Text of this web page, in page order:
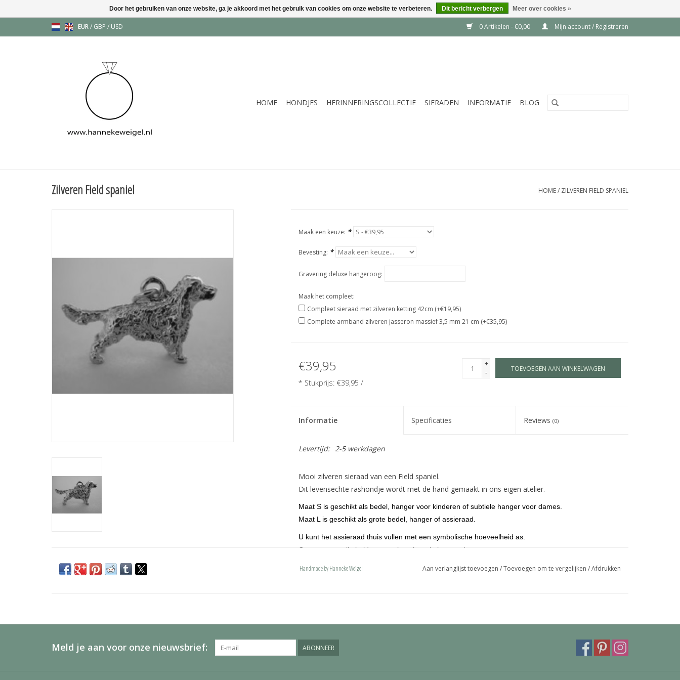
EUR/ GBP / USD 0 Artikelen - €0,00 Mijn account / Registreren
HOME HONDJES HERINNERINGSCOLLECTIE SIERADEN INFORMATIE BLOG
Zilveren Field spaniel HOME/ ZILVEREN FIELD SPANIEL
Maak een keuze: *
Bevesting: *
Gravering deluxe hangeroog:
Maak het compleet:
Compleet sieraad met zilveren ketting 42cm (+€19,95)
Complete armband zilveren jasseron massief 3,5 mm 21 cm (+€35,95)
€39,95
* Stukprijs: €39,95 /
+
-
TOEVOEGEN AAN WINKELWAGEN
Informatie Specificaties Reviews(0)
Levertijd: 2-5 werkdagen
Mooi zilveren sieraad van een Field spaniel.
Dit levensechte rashondje wordt met de hand gemaakt in ons eigen atelier.
Maat S is geschikt als bedel, hanger voor kinderen of subtiele hanger voor dames.
Maat L is geschikt als grote bedel, hanger of assieraad.
U kunt het assieraad thuis vullen met een symbolische hoeveelheid as.
Op aanvraag zijn beide maten leverbaar in het goud.
De hondjes zijn voorzien van een ovaal hangeroog maar kunnen ook voorzien worden van een
Handmade by Hanneke Weigel Aan verlanglijst toevoegen /Toevoegen om te vergelijken /Afdrukken
Meld je aan voor onze nieuwsbrief: ABONNEER
Door het gebruiken van onze website, ga je akkoord met het gebruik van cookies om onze website te verbeteren. Dit bericht verbergen Meer over cookies »